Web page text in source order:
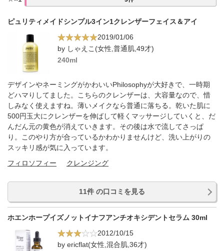
ピュリティメイドシンプル3イン1クレンザーフェイス＆アイ
2019/01/06
by しゃえこ(女性,普通肌,49才)
240ml
デザインやネーミングがかわいいPhilosophyが大好きで、一時期
どハマりしてました。こちらのクレンザーは、大容量なので、惜
しみなく使えますね。薄いメイクなら普通に落ちる。乾いた肌に
500円玉大にクレンザーを伸ばして軽くマッサージしていくと、だ
んだん元の黄色が消えていきます。その後は水で流してさっぱ
り。このやり方が合っているかわかりませんけど、洗い上がりの
スッキリ感が気に入っています。
フィロソフィー
クレンジング
11件 の口コミを見る
ホエンホープイズノットイナフアンチオキシデントセラム 30ml
2012/10/15
by ericflat(女性,混合肌,36才)